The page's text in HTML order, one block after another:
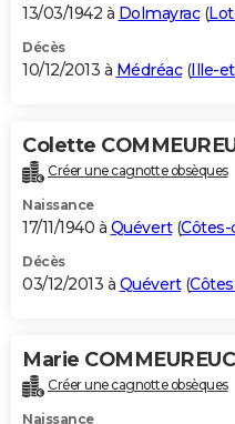
13/03/1942 à Dolmayrac(
Décès
10/12/2013 à Médréac(Ille-
Colette
Créer une cagnotte obsèques
Naissance
17/11/1940 à Quévert(
Décès
03/12/2013 à Quévert(
Marie COMMEUREUC
Créer une cagnotte obsèques
Naissance